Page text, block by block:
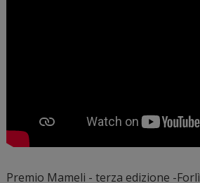
Premio Mameli - terza edizione -Forlì